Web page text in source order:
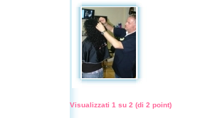
Visualizzati 1 su 2 (di 2 point)